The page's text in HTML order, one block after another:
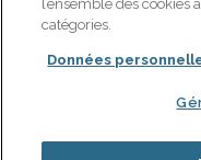
- Choix 4
l’ensemble des cookies
catégories.
Données